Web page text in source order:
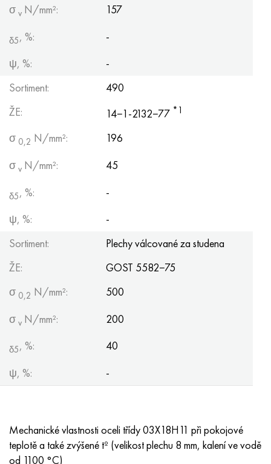
σ v N/mm²: 157
δ5, %:
-
ψ, %:
-
Sortiment:
490
ŽE:
14−1-2132−77 *1
σ 0,2 N/mm²:
196
σ v N/mm²: 45
δ5, %:
-
ψ, %:
-
Sortiment:
Plechy válcované za studena
ŽE:
GOST 5582−75
σ 0,2 N/mm²:
500
σ v N/mm²: 200
δ5, %:
40
ψ, %:
-
Mechanické vlastnosti oceli třídy 03X18H11 při pokojové
teplotě a také zvýšené tº (velikost plechu 8 mm, kalení ve vodě
od 1100 °C)